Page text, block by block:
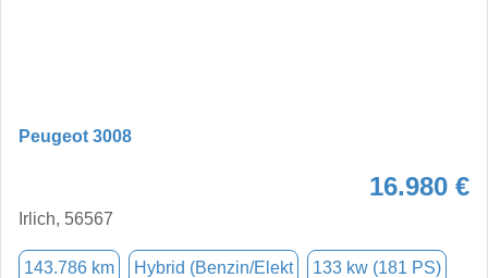
Peugeot 3008
16.980 €
Irlich, 56567
143.786 km Hybrid (Benzin/Elekt 133 kw (181 PS)